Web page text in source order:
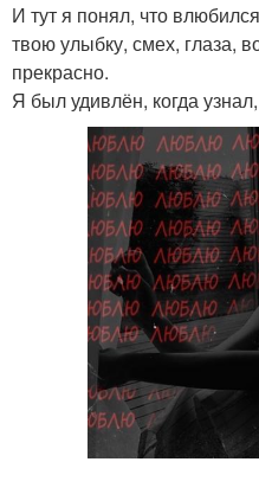
И тут я понял, что
твою улыбку, смех, глаза,
прекрасно.
Я был удивлён, когда